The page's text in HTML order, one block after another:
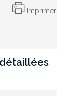
Imprimer